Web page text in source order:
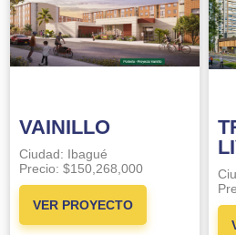
VAINILLO
Ciudad: Ibagué
Precio:$150,268,000
VER PROYECTO